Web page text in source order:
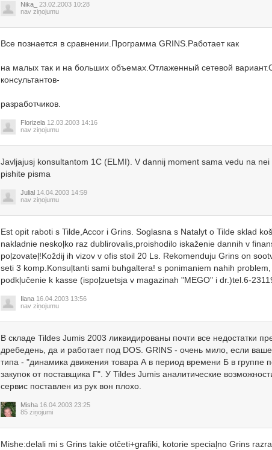
Nika_
23.02.2003 10:28
nav ziņojumu
Все познается в сравнении.Программа GRINS.Работает как
на малых так и на больших объемах.Отлаженный сетевой
консультантов-
разработчиков.
Florizela 12.03.2003 14:16
nav ziņojumu
Javljajusj konsultantom 1C (ELMI). V dannij moment sama vedu na
pishite pisma
Julial 14.04.2003 14:59
nav ziņojumu
Est opit raboti s Tilde,Accor i Grins. Soglasna s Natalyt o Tilde sklad
nakladnie neskoļko raz dublirovalis,proishodilo iskaženie dannih v
poļzovateļ!Koždij ih vizov v ofis stoil 20 Ls. Rekomenduju Grins on
seti 3 komp.Konsuļtanti sami buhgaltera! s ponimaniem nahih
podkļučenie k kasse (ispoļzuetsja v magazinah "MEGO" i dr.)tel.6-
Ilana 16.04.2003 13:56
nav ziņojumu
В складе Tildes Jumis 2003 ликвидированы почти все недостатки
дребедень, да и работает под DOS. GRINS - очень мило, если
типа - "динамика движения товара А в период времени Б в группе
закупок от поставщика Г". У Tildes Jumis аналитические
сервис поставлен из рук вон плохо.
Misha 16.04.2003 23:25
85 ziņojumi
Mishe:delali mi s Grins takie otčeti+grafiki, kotorie speciaļno Grins